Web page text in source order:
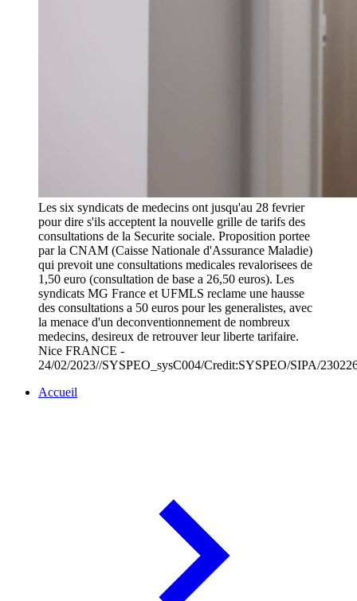
Les six syndicats de medecins ont jusqu'au 28 fevrier
pour dire s'ils acceptent la nouvelle grille de tarifs des
consultations de la Securite sociale. Proposition portee
par la CNAM (Caisse Nationale d'Assurance Maladie)
qui prevoit une consultations medicales revalorisees de
1,50 euro (consultation de base a 26,50 euros). Les
syndicats MG France et UFMLS reclame une hausse
des consultations a 50 euros pour les generalistes, avec
la menace d'un deconventionnement de nombreux
medecins, desireux de retrouver leur liberte tarifaire.
Nice FRANCE -
24/02/2023//SYSPEO_sysC004/Credit:SYSPEO/SIPA/
Accueil